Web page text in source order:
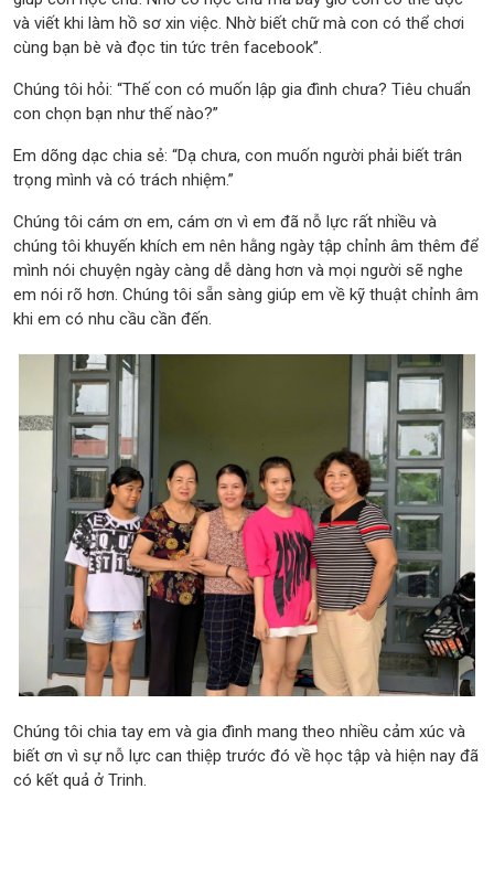
và viết khi làm hồ sơ xin việc. Nhờ biết chữ mà con có thể chơi
cùng bạn bè và đọc tin tức trên facebook”.
Chúng tôi hỏi: “Thế con có muốn lập gia đình chưa? Tiêu chuẩn
con chọn bạn như thế nào?”
Em dõng dạc chia sẻ: “Dạ chưa, con muốn người phải biết trân
trọng mình và có trách nhiệm.”
Chúng tôi cám ơn em, cám ơn vì em đã nỗ lực rất nhiều và
chúng tôi khuyến khích em nên hằng ngày tập chỉnh âm thêm để
mình nói chuyện ngày càng dễ dàng hơn và mọi người sẽ nghe
em nói rõ hơn. Chúng tôi sẵn sàng giúp em về kỹ thuật chỉnh âm
khi em có nhu cầu cần đến.
Chúng tôi chia tay em và gia đình mang theo nhiều cảm xúc và
biết ơn vì sự nỗ lực can thiệp trước đó về học tập và hiện nay đã
có kết quả ở Trinh.